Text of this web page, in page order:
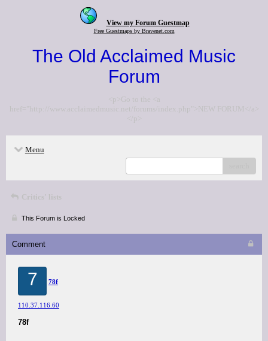
View my Forum Guestmap
Free Guestmaps by Bravenet.com
The Old Acclaimed Music
Forum
<p>Go to the <a
href="http://www.acclaimedmusic.net/forums/index.php">NEW FORUM</a>
</p>
Menu
Critics' lists
This Forum is Locked
Comment
7 78f
110.37.116.60
78f